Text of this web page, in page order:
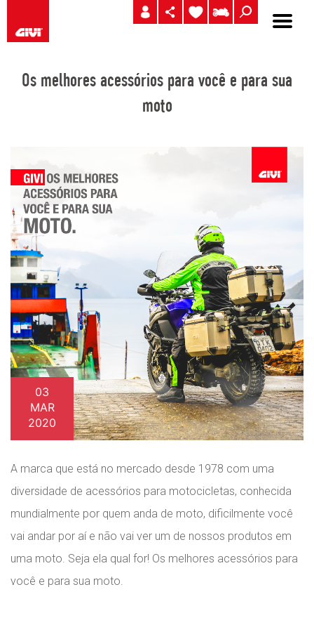
Os melhores acessórios para você e para sua
moto
03
MAR
2020
A marca que está no mercado desde 1978 com uma
diversidade de acessórios para motocicletas, conhecida
mundialmente por quem anda de moto, dificilmente você
vai andar por aí e não vai ver um de nossos produtos em
uma moto. Seja ela qual for! Os melhores acessórios para
você e para sua moto.